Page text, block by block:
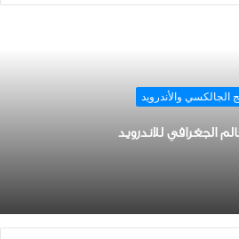
الجالكسي والأندرويد
الجغرافي للاندرويد